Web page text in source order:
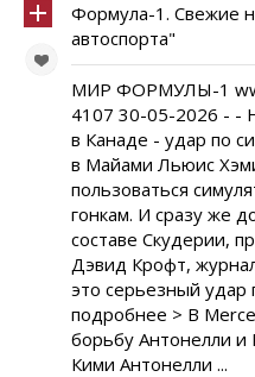
Формула-1. Свежие
автоспорта"
МИР ФОРМУЛЫ-1
4107 30-05-2026 - -
в Канаде - удар по
в Майами Льюис
пользоваться
гонкам. И сразу же
составе Скудерии,
Дэвид Крофт,
это серьезный удар
подробнее > В
борьбу Антонелли и
Кими Антонелли ...